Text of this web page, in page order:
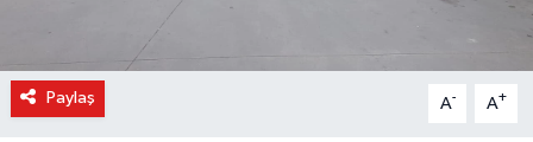
Paylaş A- A+